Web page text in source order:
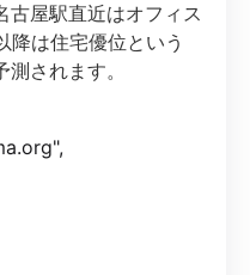
古屋駅直近はオフィス
降は住宅優位という
されます。